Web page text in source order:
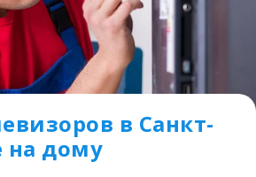
в Санкт-
на дому